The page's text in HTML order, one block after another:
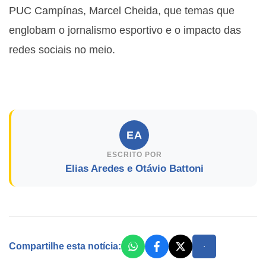
PUC Campínas, Marcel Cheida, que temas que
englobam o jornalismo esportivo e o impacto das
redes sociais no meio.
EA
ESCRITO POR
Elias Aredes e Otávio Battoni
Compartilhe esta notícia: